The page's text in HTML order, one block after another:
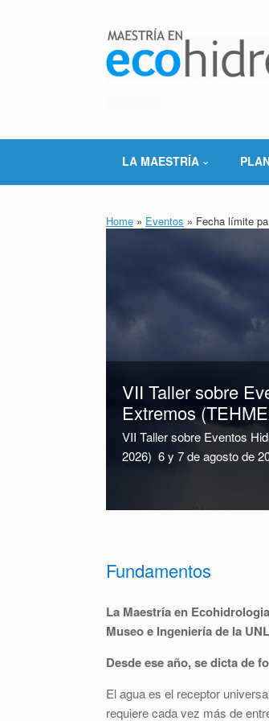
LA MAESTRÍA
Home » Eventos » Fecha límite
VII Taller sobre
Extremos
VII Taller sobre Eventos
2026) 6 y 7 de agosto de
Fundamentos
La Maestría en
Museo e Ingeniería de la
Desde ese año, se dicta de
El agua es el receptor
requiere cada vez más de